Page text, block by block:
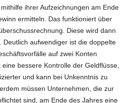
ihrer Aufzeichnungen am Ende
ermitteln. Das funktioniert über
Diese wird dann
Deutlich aufwendiger ist die doppelte
auf zwei Konten
bessere Kontrolle der Geldflüsse,
und kann bei Unkenntnis zu
müssen Unternehmen, die zur
sind, am Ende des Jahres eine